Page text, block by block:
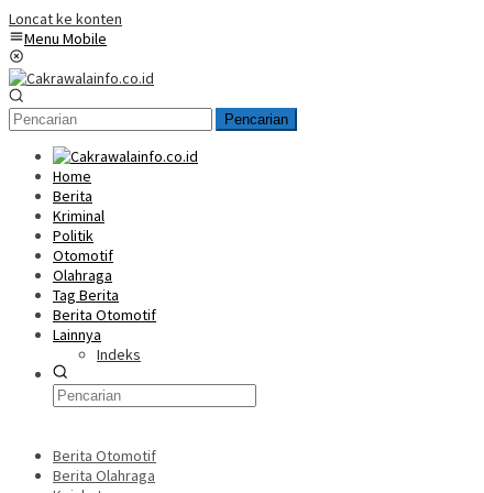
Loncat ke konten
Menu Mobile
Pencarian
Home
Berita
Kriminal
Politik
Otomotif
Olahraga
Tag Berita
Berita Otomotif
Lainnya
Indeks
Berita Otomotif
Berita Olahraga